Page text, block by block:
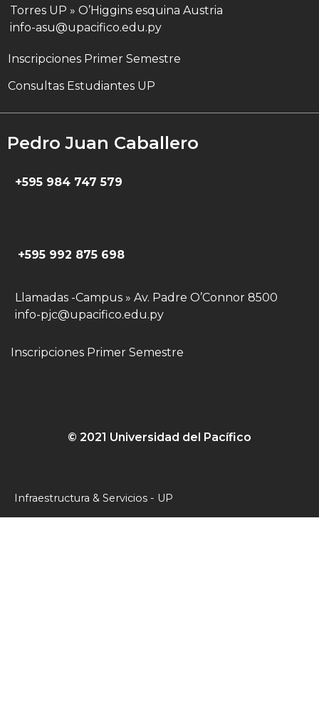
Torres UP » O’Higgins esquina Austria
info-asu@upacifico.edu.py
Inscripciones Primer Semestre
Consultas Estudiantes UP
Pedro Juan Caballero
+595 984 747 579
+595 992 875 698
Llamadas -Campus » Av. Padre O’Connor 8500
info-pjc@upacifico.edu.py
Inscripciones Primer Semestre
© 2021 Universidad del Pacífico
Infraestructura & Servicios - UP